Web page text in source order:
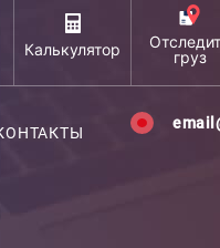
Калькулятор
груз